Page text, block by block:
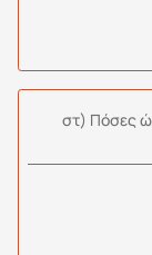
στ) Πόσες